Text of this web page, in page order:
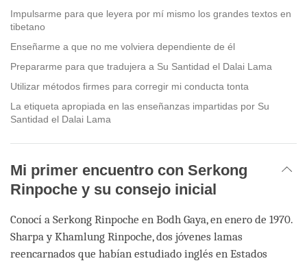
Impulsarme para que leyera por mí mismo los grandes textos en
tibetano
Enseñarme a que no me volviera dependiente de él
Prepararme para que tradujera a Su Santidad el Dalai Lama
Utilizar métodos firmes para corregir mi conducta tonta
La etiqueta apropiada en las enseñanzas impartidas por Su
Santidad el Dalai Lama
Mi primer encuentro con Serkong
Rinpoche y su consejo inicial
Conocí a Serkong Rinpoche en Bodh Gaya, en enero de 1970.
Sharpa y Khamlung Rinpoche, dos jóvenes lamas
reencarnados que habían estudiado inglés en Estados